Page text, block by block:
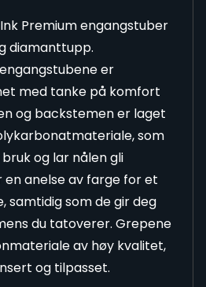
Premium engangstuber
diamanttupp.
er
med tanke på komfort
og backstemen er laget
som
og lar nålen gli
en anelse av farge for et
samtidig som de gir deg
du tatoverer. Grepene
av høy kvalitet,
og tilpasset.